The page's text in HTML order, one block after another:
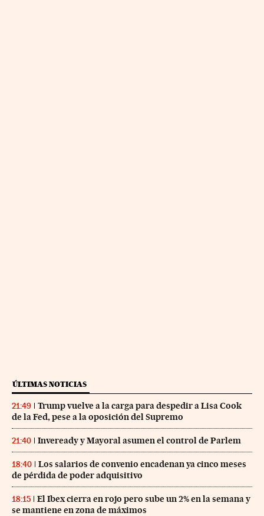
ÚLTIMAS NOTICIAS
21:49
Trump vuelve a la carga para despedir a Lisa Cook
de la Fed, pese a la oposición del Supremo
21:40 Inveready y Mayoral asumen el control de Parlem
18:40
Los salarios de convenio encadenan ya cinco meses
de pérdida de poder adquisitivo
18:15
El Ibex cierra en rojo pero sube un 2% en la semana y
se mantiene en zona de máximos